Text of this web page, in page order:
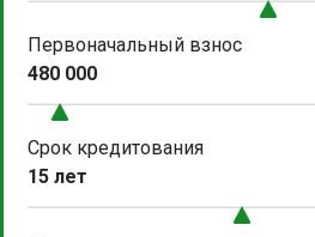
Первоначальный взнос
480 000
Срок кредитования
15 лет